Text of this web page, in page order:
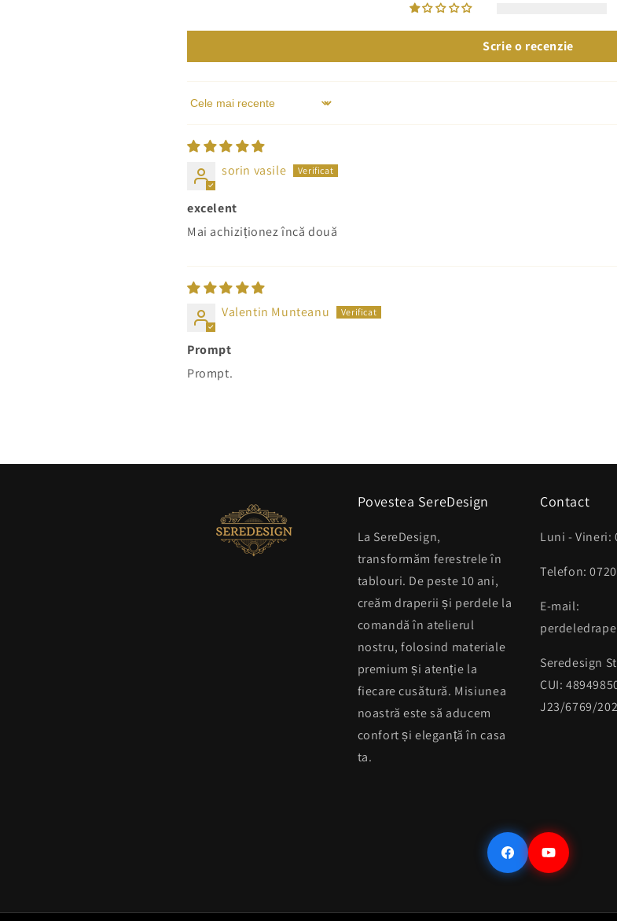
Scrie o recenzie
Sort by
sorin vasile
excelent
Mai achiziționez încă două
Valentin Munteanu
Prompt
Prompt.
Povestea SereDesign
La SereDesign,
transformăm ferestrele în
tablouri. De peste 10 ani,
creăm draperii și perdele la
comandă în atelierul
nostru, folosind materiale
premium și atenție la
fiecare cusătură. Misiunea
noastră este să aducem
confort și eleganță în casa
ta.
Contact
Luni - Vineri:
Telefon:
E-mail:
Seredesign
CUI:
J23/6769/
FacebookYouTube